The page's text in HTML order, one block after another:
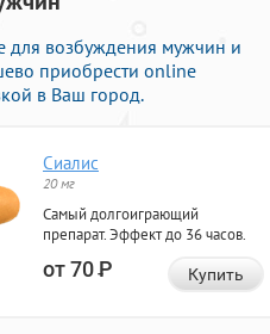
для возбуждения мужчин и
приобрести online
в Ваш город.
Сиалис
20 мг
Самый долгоиграющий
препарат. Эффект до 36 часов.
от 70Р Купить